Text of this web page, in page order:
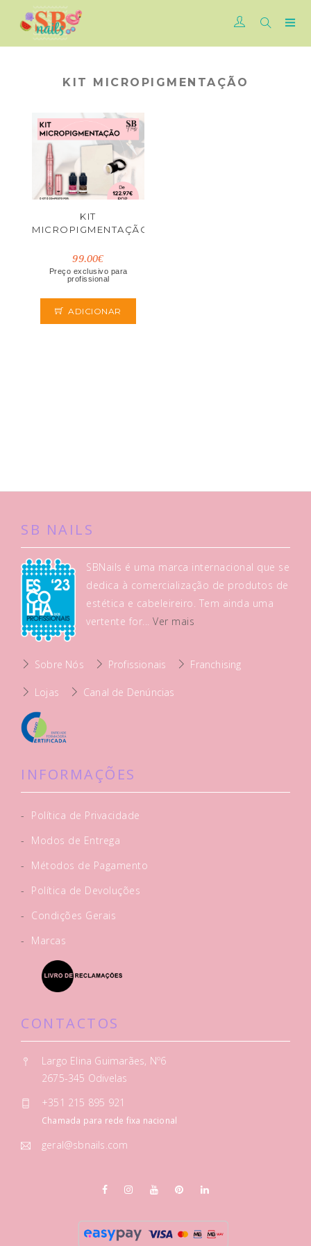
KIT MICROPIGMENTAÇÃO
KIT
MICROPIGMENTAÇÃO
99.00€
Preço exclusivo para
profissional
ADICIONAR
SB NAILS
SBNails é uma marca internacional que se
dedica à comercialização de produtos de
estética e cabeleireiro. Tem ainda uma
vertente for...Ver mais
Sobre Nós Profissionais Franchising
Lojas Canal de Denúncias
INFORMAÇÕES
-
Política de Privacidade
-
Modos de Entrega
-
Métodos de Pagamento
-
Política de Devoluções
-
Condições Gerais
-
Marcas
CONTACTOS
Largo Elina Guimarães, Nº6
2675-345 Odivelas
+351 215 895 921
Chamada para rede fixa nacional
geral@sbnails.com